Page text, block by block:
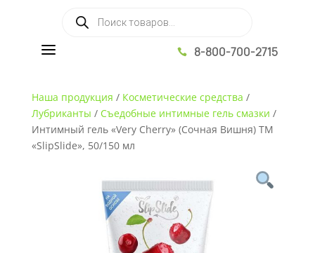
a  8-800-700-2715
Наша продукция / Косметические средства /
Лубриканты / Съедобные интимные гель смазки /
Интимный гель «Very Cherry» (Сочная Вишня) ТМ
«SlipSlide», 50/150 мл